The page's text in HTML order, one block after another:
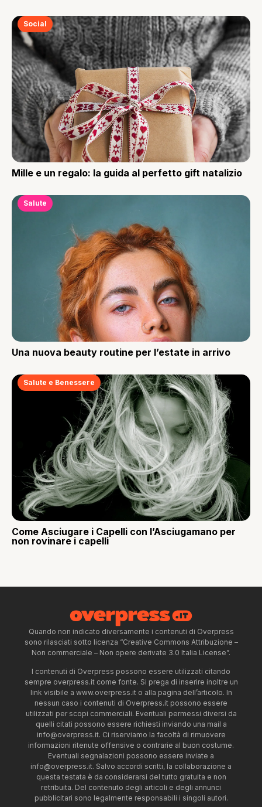
Social
Mille e un regalo: la guida al perfetto gift natalizio
Salute
Una nuova beauty routine per l’estate in arrivo
Salute e Benessere
Come Asciugare i Capelli con l’Asciugamano per
non rovinare i capelli
Quando non indicato diversamente i contenuti di Overpress
sono rilasciati sotto licenza “Creative Commons Attribuzione –
Non commerciale – Non opere derivate 3.0 Italia License”.
I contenuti di Overpress possono essere utilizzati citando
sempre overpress.it come fonte. Si prega di inserire inoltre un
link visibile a www.overpress.it o alla pagina dell’articolo. In
nessun caso i contenuti di Overpress.it possono essere
utilizzati per scopi commerciali. Eventuali permessi diversi da
quelli citati possono essere richiesti inviando una mail a
info@overpress.it. Ci riserviamo la facoltà di rimuovere
informazioni ritenute offensive o contrarie al buon costume.
Eventuali segnalazioni possono essere inviate a
info@overpress.it. Salvo accordi scritti, la collaborazione a
questa testata è da considerarsi del tutto gratuita e non
retribuita. Del contenuto degli articoli e degli annunci
pubblicitari sono legalmente responsabili i singoli autori.